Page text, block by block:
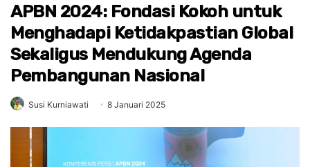
APBN 2024: Fondasi Kokoh untuk
Menghadapi Ketidakpastian Global
Sekaligus Mendukung Agenda
Pembangunan Nasional
Susi Kurniawati 8 Januari 2025